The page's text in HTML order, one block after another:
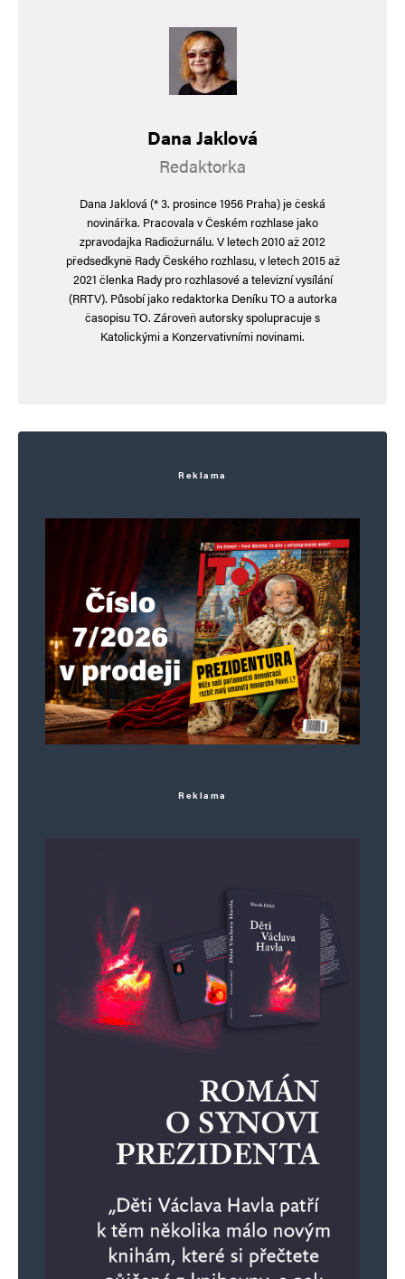
Dana Jaklová
Redaktorka
Dana Jaklová (* 3. prosince 1956 Praha) je česká
novinářka. Pracovala v Českém rozhlase jako
zpravodajka Radiožurnálu. V letech 2010 až 2012
předsedkyně Rady Českého rozhlasu, v letech 2015 až
2021 členka Rady pro rozhlasové a televizní vysílání
(RRTV). Působí jako redaktorka Deníku TO a autorka
časopisu TO. Zároveň autorsky spolupracuje s
Katolickými a Konzervativními novinami.
Reklama
Reklama